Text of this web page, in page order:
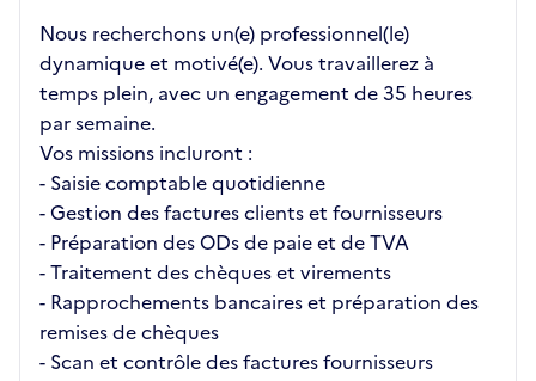
Nous recherchons un(e) professionnel(le)
dynamique et motivé(e). Vous travaillerez à
temps plein, avec un engagement de 35 heures
par semaine.
Vos missions incluront :
- Saisie comptable quotidienne
- Gestion des factures clients et fournisseurs
- Préparation des ODs de paie et de TVA
- Traitement des chèques et virements
- Rapprochements bancaires et préparation des
remises de chèques
- Scan et contrôle des factures fournisseurs